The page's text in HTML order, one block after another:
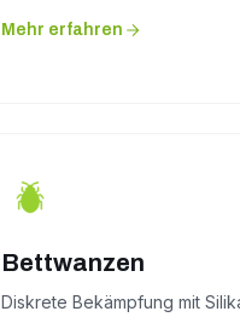
Mehr erfahren
Bettwanzen
Diskrete Bekämpfung mit